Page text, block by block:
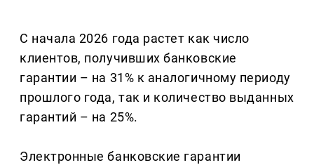
С начала 2026 года растет как число
клиентов, получивших банковские
гарантии – на 31% к аналогичному периоду
прошлого года, так и количество выданных
гарантий – на 25%.
Электронные банковские гарантии